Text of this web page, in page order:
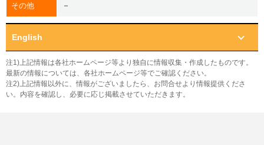
その他 －
English
注1)上記情報は各社ホームページ等より独自に情報収集・作成したものです。
最新の情報については、各社ホームページ等でご確認ください。
注2)上記情報以外に、情報がございましたら、お問合せより情報提供くださ
い。内容を確認し、必要に応じ掲載させていただきます。